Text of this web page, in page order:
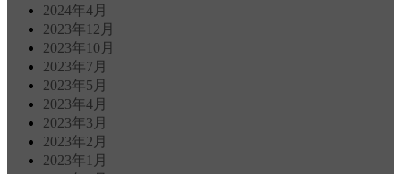
2024年4月
2023年12月
2023年10月
2023年7月
2023年5月
2023年4月
2023年3月
2023年2月
2023年1月